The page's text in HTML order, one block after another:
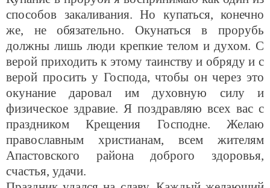
способов закаливания. Но купаться, конечно
же, не обязательно. Окунаться в прорубь
должны лишь люди крепкие телом и духом. С
верой приходить к этому таинству и обряду и с
верой просить у Господа, чтобы он через это
окунание даровал им духовную силу и
физическое здравие. Я поздравляю всех вас с
праздником Крещения Господне. Желаю
православным христианам, всем жителям
Апастовского района доброго здоровья,
счастья, удачи.